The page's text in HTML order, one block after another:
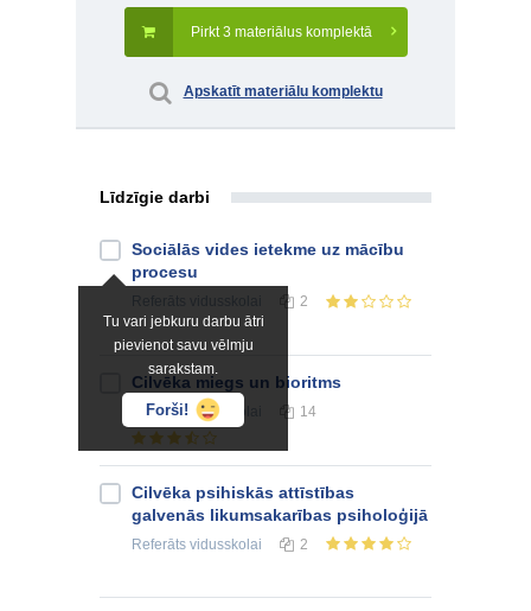
Pirkt 3 materiālus komplektā
Apskatīt materiālu komplektu
Līdzīgie darbi
Tu vari jebkuru darbu ātri
pievienot savu vēlmju
sarakstam.
Forši!
Sociālās vides ietekme uz mācību
procesu
2
Cilvēka miegs un bioritms
Referātsvidusskolai 14
Cilvēka psihiskās attīstības
galvenās likumsakarības psiholoģijā
Referāts vidusskolai 2